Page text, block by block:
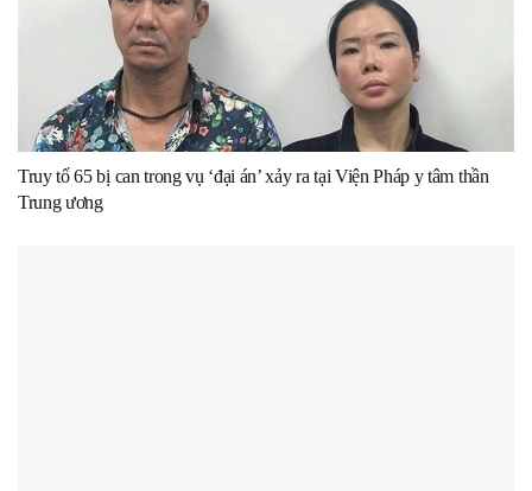
Truy tố 65 bị can trong vụ ‘đại án’ xảy ra tại Viện Pháp y tâm thần
Trung ương